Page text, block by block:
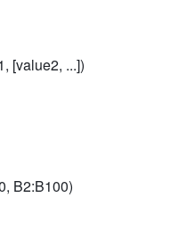
[value2, ...])
B2:B100)